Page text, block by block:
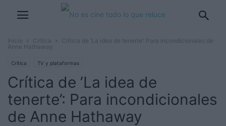
Inicio Crítica
Crítica de ’La idea de tenerte’: Para incondicionales de
Anne Hathaway
Crítica TV y plataformas
Crítica de ’La idea de
tenerte’: Para incondicionales
de Anne Hathaway